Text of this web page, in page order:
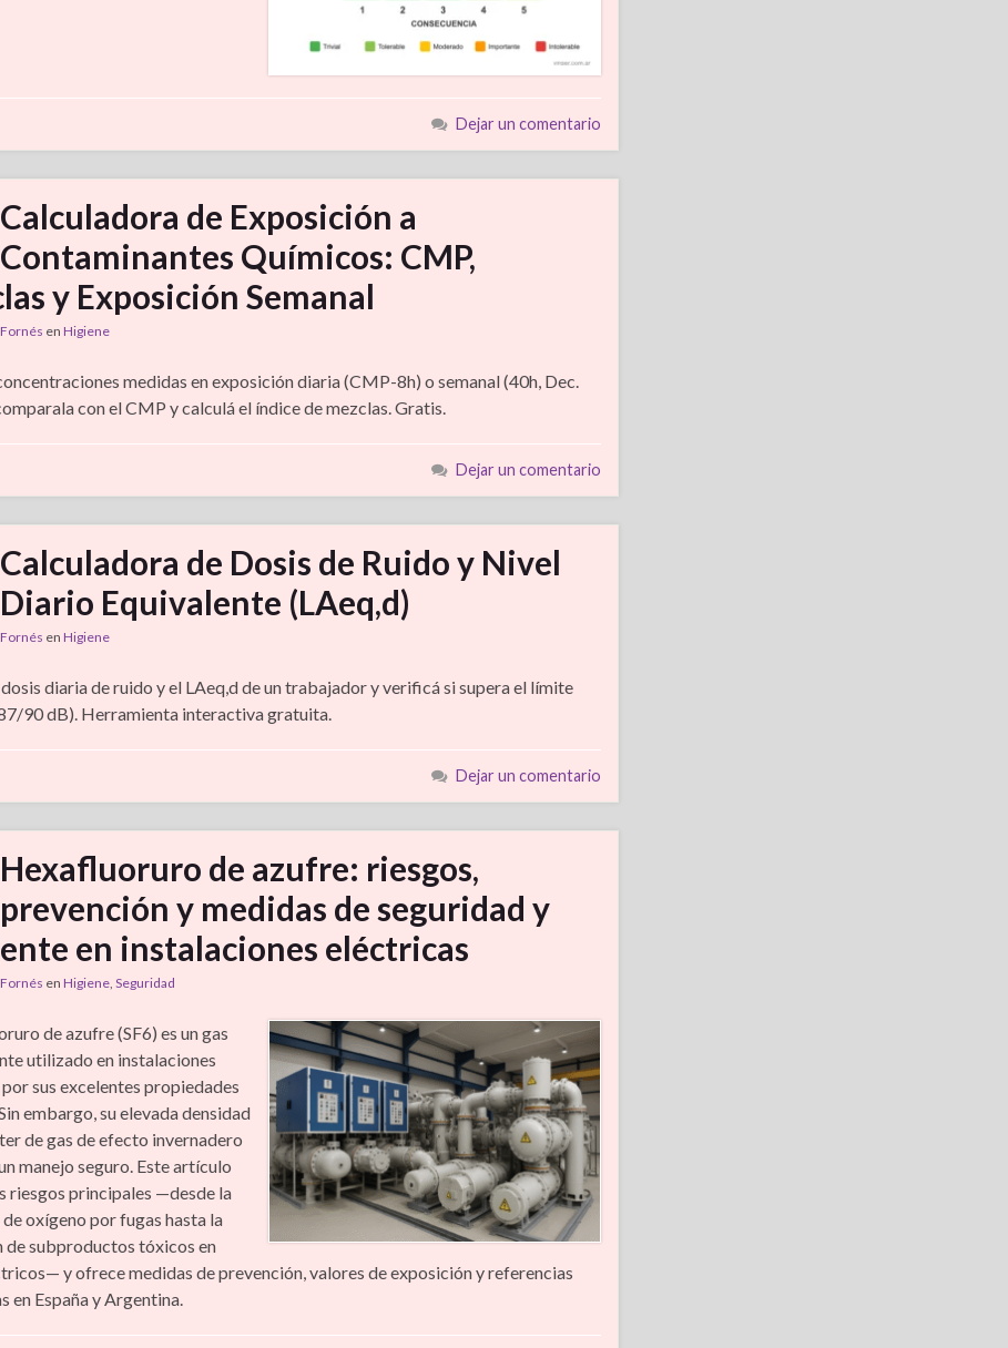
Dejar un comentario
Calculadora de Exposición a
Contaminantes Químicos: CMP,
y Exposición Semanal
en Higiene
medidas en exposición diaria (CMP-8h) o semanal (40h, Dec.
con el CMP y calculá el índice de mezclas. Gratis.
Dejar un comentario
Calculadora de Dosis de Ruido y Nivel
Diario Equivalente (LAeq,d)
en Higiene
diaria de ruido y el LAeq,d de un trabajador y verificá si supera el límite
90 dB). Herramienta interactiva gratuita.
Dejar un comentario
Hexafluoruro de azufre: riesgos,
prevención y medidas de seguridad y
en instalaciones eléctricas
en Higiene, Seguridad
de azufre (SF6) es un gas
utilizado en instalaciones
sus excelentes propiedades
embargo, su elevada densidad
de gas de efecto invernadero
manejo seguro. Este artículo
riesgos principales —desde la
oxígeno por fugas hasta la
de subproductos tóxicos en
y ofrece medidas de prevención, valores de exposición y referencias
en España y Argentina.